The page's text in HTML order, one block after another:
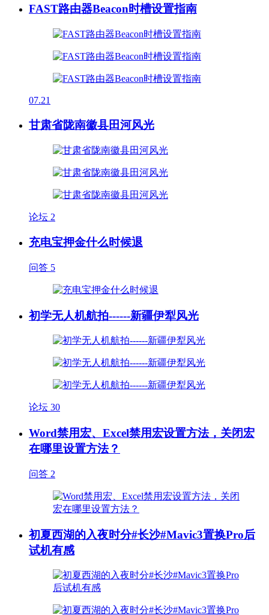
FAST路由器Beacon时槽设置指南
07.21
甘肃省陇南徽县田河风光
论坛 2
充电宝押金什么时候退
问答 5
初学无人机航拍------新疆伊犁风光
论坛 30
Word禁用宏、Excel禁用宏设置方法，关闭宏
在哪里设置方法？
问答 2
初夏西湖的入夜时分#长沙#Mavic3置换Pro后
试机有感